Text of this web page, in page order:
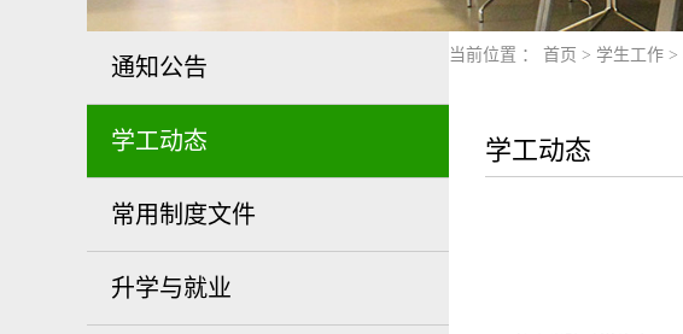
通知公告
学工动态
常用制度文件
升学与就业
当前位置 ： 首页 > 学生工作 >
学工动态